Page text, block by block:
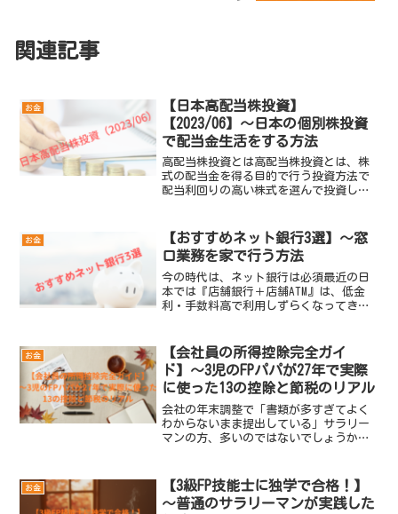
関連記事
お金
【日本高配当株投資】
【2023/06】～日本の個別株投資
で配当金生活をする方法
高配当株投資とは高配当株投資とは、株
式の配当金を得る目的で行う投資方法で
配当利回りの高い株式を選んで投資して
かにできるのが魅力です。配当利回りだ
け見て投資先を選んでいる...
お金
【おすすめネット銀行3選】～窓
口業務を家で行う方法
今の時代は、ネット銀行は必須最近の日
本では『店舗銀行＋店舗ATM』は、低金
利・手数料高で利用しずらくなってきま
ット銀行口座を開設し、家にいながら入
出金管理・振込送金を...
お金
【会社員の所得控除完全ガイ
ド】〜3児のFPパパが27年で実際
に使った13の控除と節税のリアル
会社の年末調整で「書類が多すぎてよく
わからないまま提出している」サラリー
マンの方、多いのではないでしょうか。
円を達成するまでに、所得控除を使って
毎年数万円〜数...
お金
【3級FP技能士に独学で合格！】
～普通のサラリーマンが実践した